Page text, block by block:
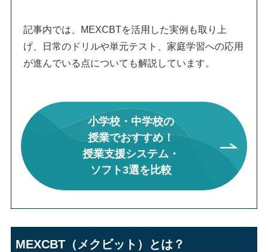
記事内では、MEXCBTを活用した実例も取り上
げ、日常のドリルや単元テスト、家庭学習への応用
が進んでいる点についても解説しています。
小学校・中学校の
授業でおすすめ！
授業支援システム・
ソフト3選を比較
MEXCBT（メクビット）とは？